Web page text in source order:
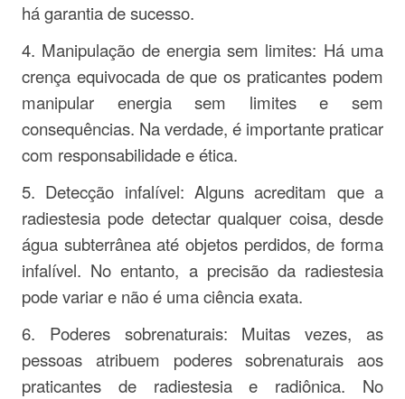
há garantia de sucesso.
4. Manipulação de energia sem limites: Há uma
crença equivocada de que os praticantes podem
manipular energia sem limites e sem
consequências. Na verdade, é importante praticar
com responsabilidade e ética.
5. Detecção infalível: Alguns acreditam que a
radiestesia pode detectar qualquer coisa, desde
água subterrânea até objetos perdidos, de forma
infalível. No entanto, a precisão da radiestesia
pode variar e não é uma ciência exata.
6. Poderes sobrenaturais: Muitas vezes, as
pessoas atribuem poderes sobrenaturais aos
praticantes de radiestesia e radiônica. No